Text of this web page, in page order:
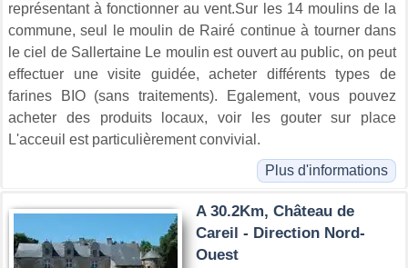
représentant à fonctionner au vent.Sur les 14 moulins de la
commune, seul le moulin de Rairé continue à tourner dans
le ciel de Sallertaine Le moulin est ouvert au public, on peut
effectuer une visite guidée, acheter différents types de
farines BIO (sans traitements). Egalement, vous pouvez
acheter des produits locaux, voir les gouter sur place
L'acceuil est particulièrement convivial.
Plus d'informations
A 30.2Km, Château de
Careil - Direction Nord-
Ouest